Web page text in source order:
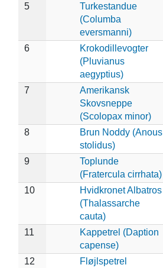
5
Turkestandue
(Columba
eversmanni)
6
Krokodillevogter
(Pluvianus
aegyptius)
7
Amerikansk
Skovsneppe
(Scolopax minor)
8
Brun Noddy (Anous
stolidus)
9
Toplunde
(Fratercula cirrhata)
10
Hvidkronet Albatros
(Thalassarche
cauta)
11
Kappetrel (Daption
capense)
12
Fløjlspetrel